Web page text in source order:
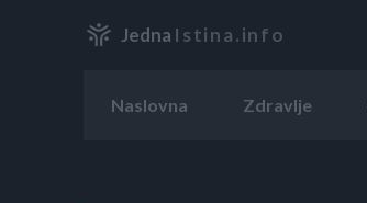
Jedna Istina.info
Naslovna Zdravlje